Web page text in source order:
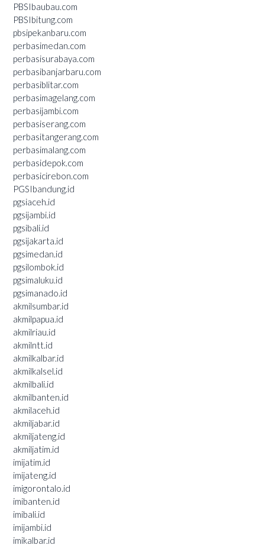
PBSIbaubau.com
PBSIbitung.com
pbsipekanbaru.com
perbasimedan.com
perbasisurabaya.com
perbasibanjarbaru.com
perbasiblitar.com
perbasimagelang.com
perbasijambi.com
perbasiserang.com
perbasitangerang.com
perbasimalang.com
perbasidepok.com
perbasicirebon.com
PGSIbandung.id
pgsiaceh.id
pgsijambi.id
pgsibali.id
pgsijakarta.id
pgsimedan.id
pgsilombok.id
pgsimaluku.id
pgsimanado.id
akmilsumbar.id
akmilpapua.id
akmilriau.id
akmilntt.id
akmilkalbar.id
akmilkalsel.id
akmilbali.id
akmilbanten.id
akmilaceh.id
akmiljabar.id
akmiljateng.id
akmiljatim.id
imijatim.id
imijateng.id
imigorontalo.id
imibanten.id
imibali.id
imijambi.id
imikalbar.id